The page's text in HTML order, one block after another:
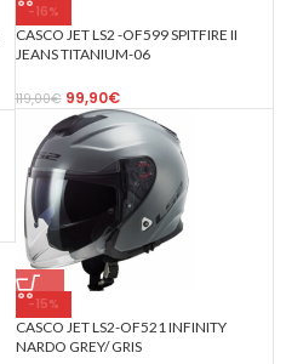
-16%
CASCO JET LS2 -OF599 SPITFIRE II
JEANS TITANIUM-06
119,00€ 99,90€
-15%
CASCO JET LS2-OF521 INFINITY
NARDO GREY/ GRIS